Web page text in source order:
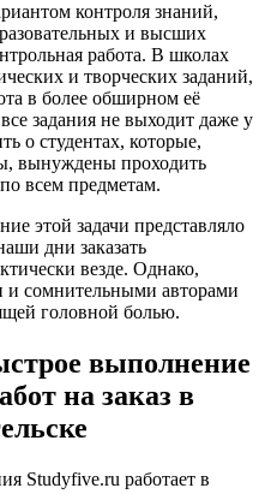
контроля знаний,
и высших
работа. В школах
и творческих заданий,
в более обширном её
задания не выходит даже у
о студентах, которые,
вынуждены проходить
всем предметам.
этой задачи представляло
дни заказать
везде. Однако,
и сомнительными авторами
головной болью.
выполнение
на заказ в
Studyfive.ru работает в